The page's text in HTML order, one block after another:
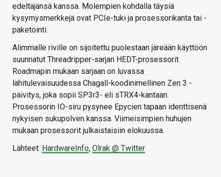
edeltäjänsä kanssa. Molempien kohdalla täysiä
kysymysmerkkejä ovat PCIe-tuki ja prosessorikanta tai -
paketointi.
Alimmalle riville on sijoitettu puolestaan järeään käyttöön
suunnatut Threadripper-sarjan HEDT-prosessorit.
Roadmapin mukaan sarjaan on luvassa
lähitulevaisuudessa Chagall-koodinimellinen Zen 3 -
päivitys, joka sopii SP3r3- eli sTRX4-kantaan.
Prosessorin IO-siru pysynee Epycien tapaan identtisenä
nykyisen sukupolven kanssa. Viimeisimpien huhujen
mukaan prosessorit julkaistaisiin elokuussa.
Lähteet: HardwareInfo, Olrak @ Twitter